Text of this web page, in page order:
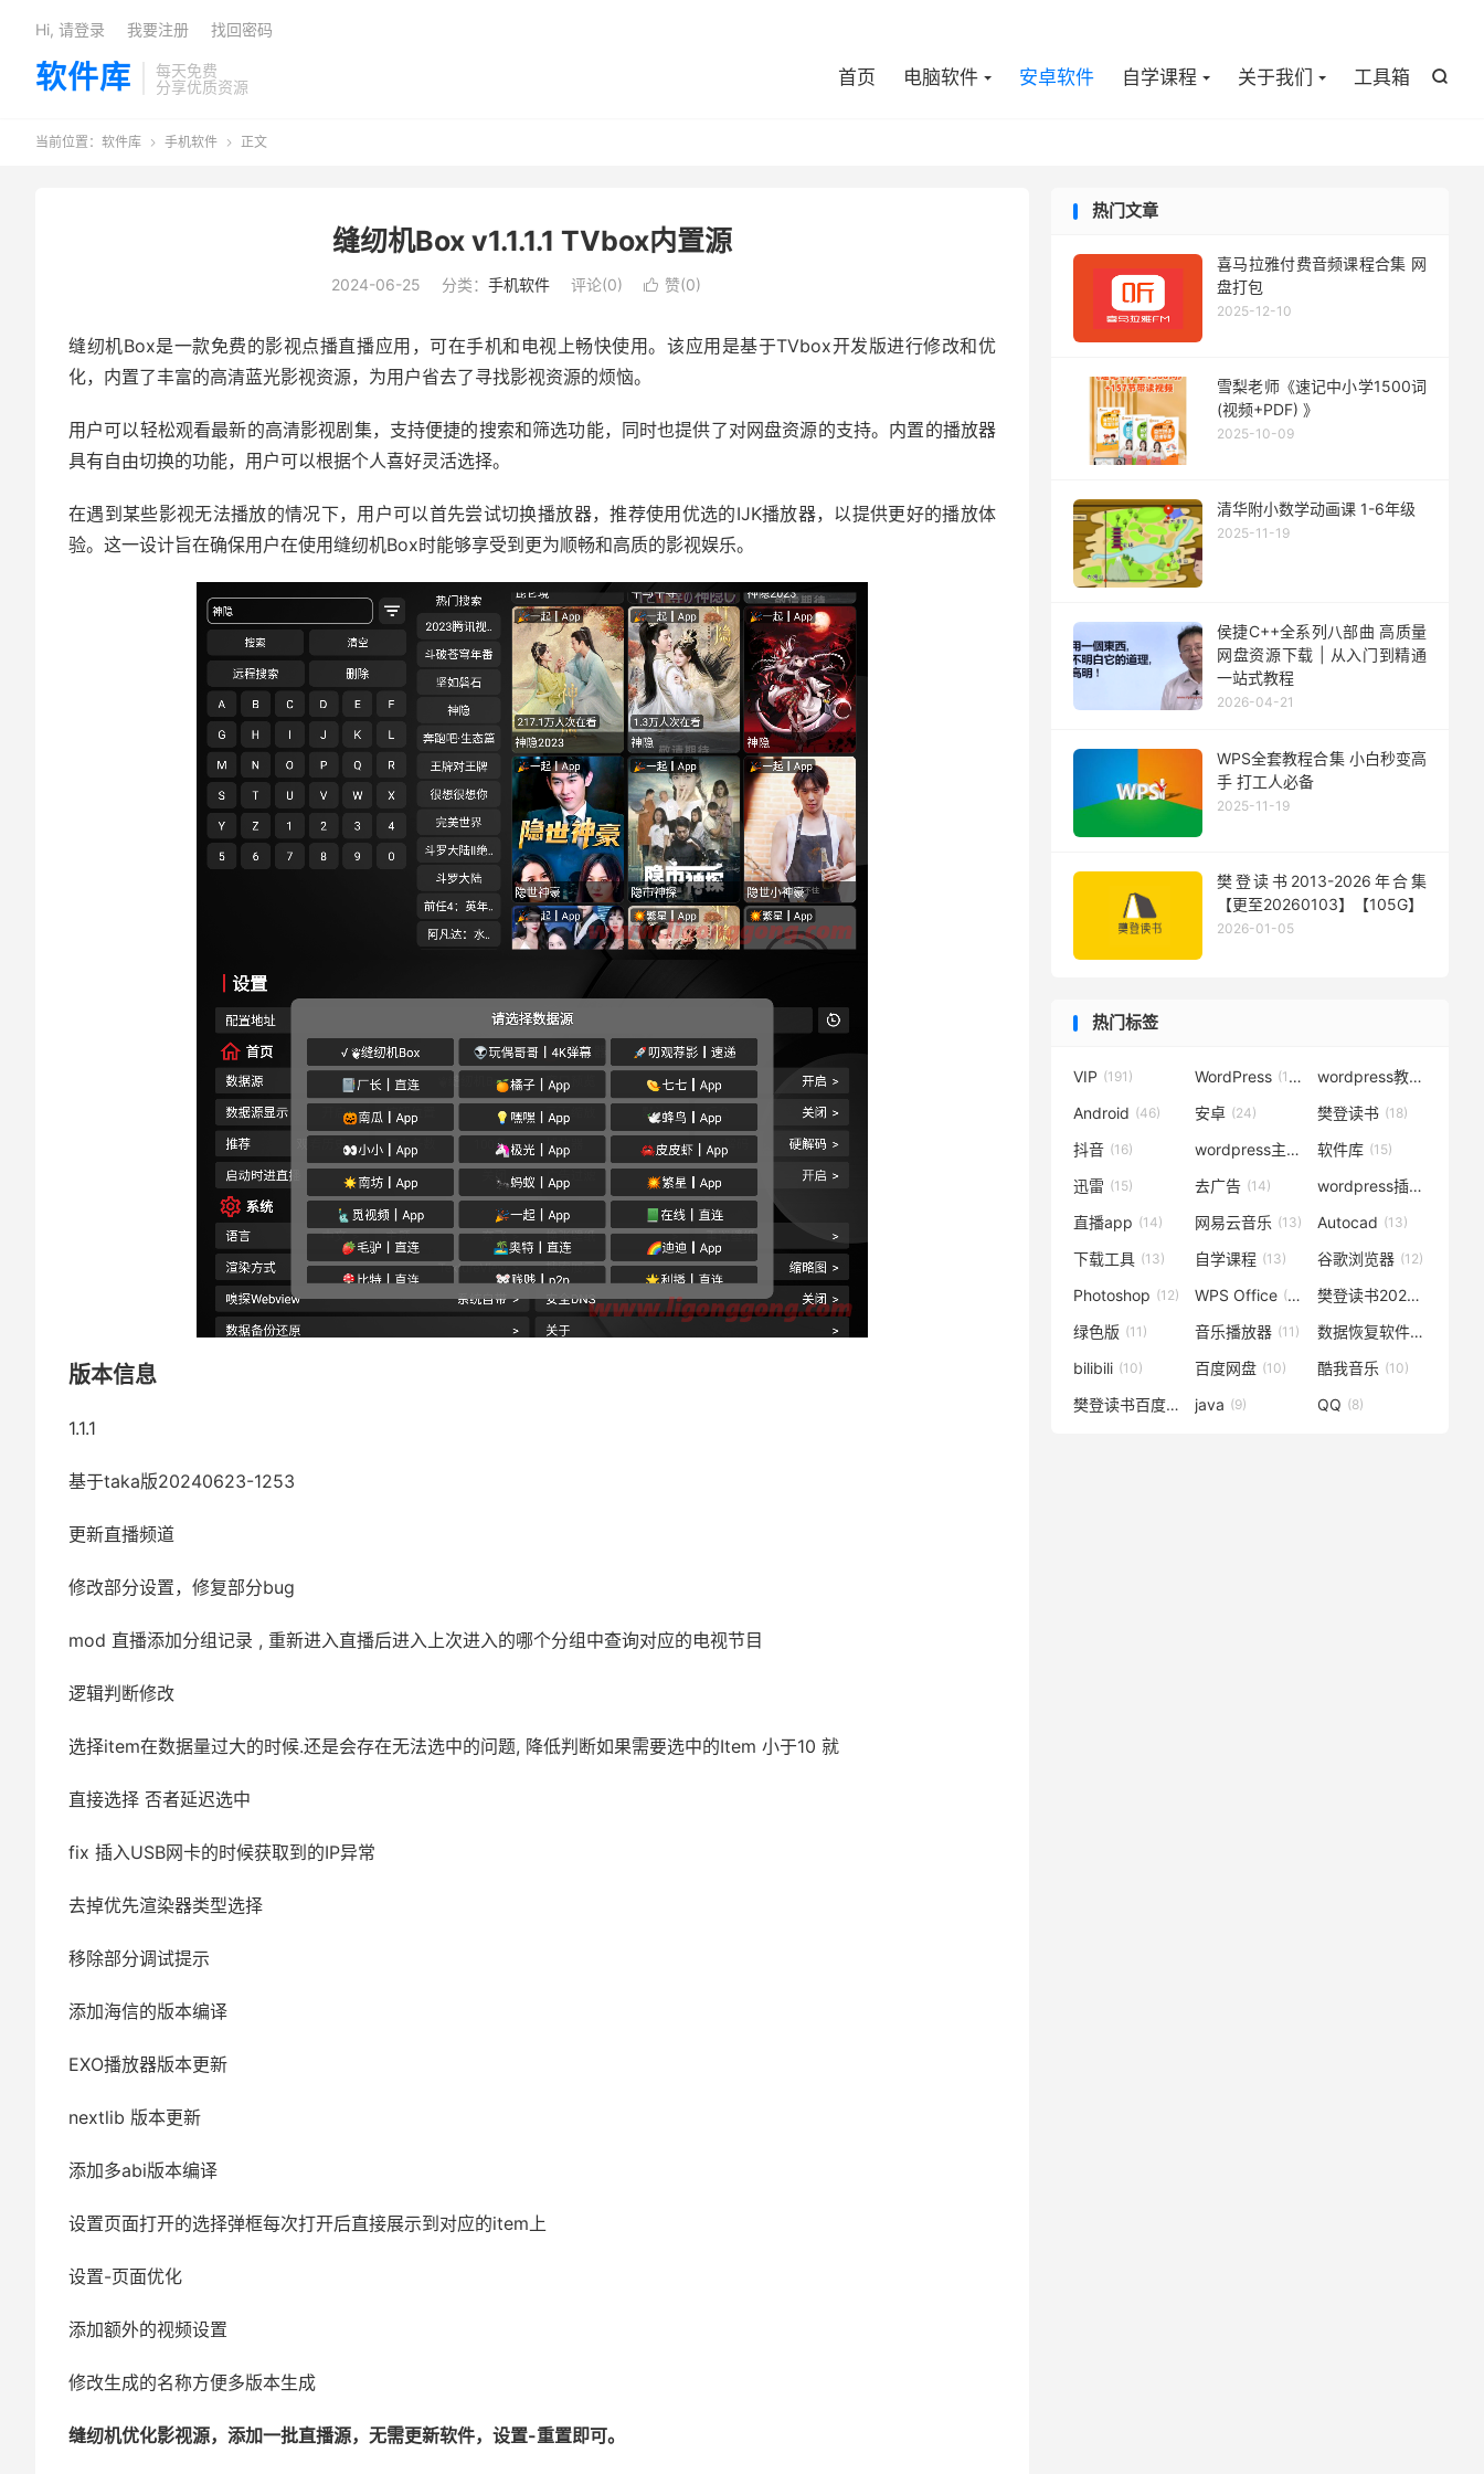
软件库
每天免费
分享优质资源

首页 电脑软件 安卓软件 自学课程 关于我们 工具箱
Hi, 请登录 我要注册 找回密码
当前位置： 软件库  手机软件  正文
缝纫机Box v1.1.1.1 TVbox内置源
2024-06-25 分类： 手机软件 评论(0)  赞(0)
缝纫机Box是一款免费的影视点播直播应用，可在手机和电视上畅快使用。该应用是基于TVbox开发版进行修改和优
化，内置了丰富的高清蓝光影视资源，为用户省去了寻找影视资源的烦恼。
用户可以轻松观看最新的高清影视剧集，支持便捷的搜索和筛选功能，同时也提供了对网盘资源的支持。内置的播放器
具有自由切换的功能，用户可以根据个人喜好灵活选择。
在遇到某些影视无法播放的情况下，用户可以首先尝试切换播放器，推荐使用优选的IJK播放器，以提供更好的播放体
验。这一设计旨在确保用户在使用缝纫机Box时能够享受到更为顺畅和高质的影视娱乐。
版本信息
1.1.1
基于taka版20240623-1253
更新直播频道
修改部分设置，修复部分bug
mod 直播添加分组记录 , 重新进入直播后进入上次进入的哪个分组中查询对应的电视节目
逻辑判断修改
选择item在数据量过大的时候.还是会存在无法选中的问题, 降低判断如果需要选中的Item 小于10 就
直接选择 否者延迟选中
fix 插入USB网卡的时候获取到的IP异常
去掉优先渲染器类型选择
移除部分调试提示
添加海信的版本编译
EXO播放器版本更新
nextlib 版本更新
添加多abi版本编译
设置页面打开的选择弹框每次打开后直接展示到对应的item上
设置-页面优化
添加额外的视频设置
修改生成的名称方便多版本生成
缝纫机优化影视源，添加一批直播源，无需更新软件，设置-重置即可。
热门文章
喜马拉雅付费音频课程合集 网
盘打包
2025-12-10
雪梨老师《速记中小学1500词
(视频+PDF) 》
2025-10-09
清华附小数学动画课 1-6年级
2025-11-19
侯捷C++全系列八部曲 高质量
网盘资源下载 | 从入门到精通
一站式教程
2026-04-21
WPS全套教程合集 小白秒变高
手 打工人必备
2025-11-19
樊登读书2013-2026年合集
【更至20260103】【105G】
2026-01-05
热门标签
VIP (191) WordPress (119) wordpress教程
Android (46) 安卓 (24) 樊登读书 (18)
抖音 (16) wordpress主题 (15)
软件库 (15)
迅雷 (15) 去广告 (14) wordpress插件
直播app (14) 网易云音乐 (13) Autocad (13)
下载工具 (13) 自学课程 (13) 谷歌浏览器 (12)
Photoshop (12) WPS Office (12) 樊登读书2020
绿色版 (11) 音乐播放器 (11) 数据恢复软件(11)
bilibili (10) 百度网盘 (10) 酷我音乐 (10)
樊登读书百度云 (10)
java (9) QQ (8)